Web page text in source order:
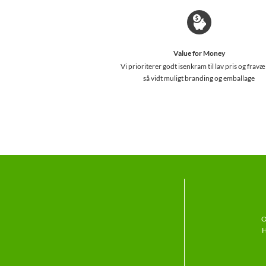
Value for Money
Vi prioriterer godt isenkram til lav pris og
så vidt muligt branding og emballage